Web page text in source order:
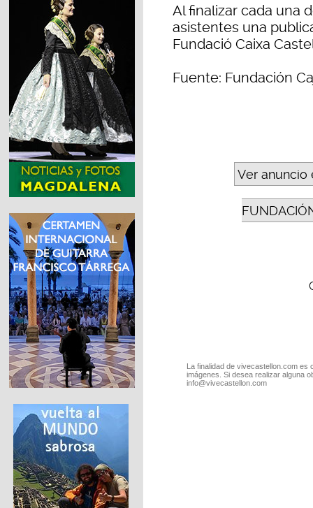
Al finalizar cada una
asistentes una
Fundació Caixa
Fuente: Fundación
Ver anuncio
La finalidad de vivecastellon.com
imágenes. Si desea realizar alguna
info@vivecastellon.com